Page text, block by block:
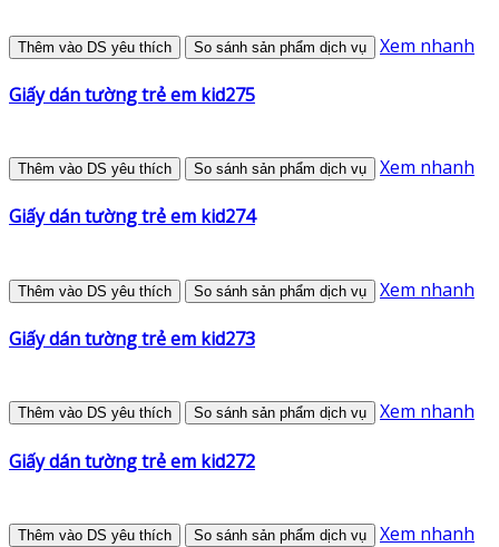
Thêm vào DS yêu thích So sánh sản phẩm dịch vụ Xem nhanh
Giấy dán tường trẻ em kid275
Thêm vào DS yêu thích So sánh sản phẩm dịch vụ Xem nhanh
Giấy dán tường trẻ em kid274
Thêm vào DS yêu thích So sánh sản phẩm dịch vụ Xem nhanh
Giấy dán tường trẻ em kid273
Thêm vào DS yêu thích So sánh sản phẩm dịch vụ Xem nhanh
Giấy dán tường trẻ em kid272
Thêm vào DS yêu thích So sánh sản phẩm dịch vụ Xem nhanh